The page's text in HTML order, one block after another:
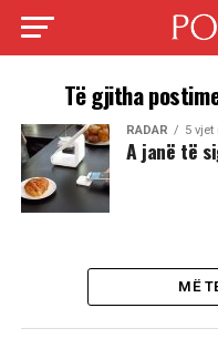
Të gjitha
RADAR 5 vjet
A janë të
MË